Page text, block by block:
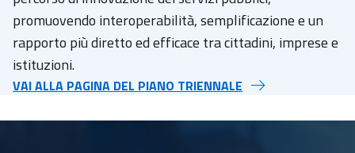
promuovendo interoperabilità, semplificazione e un
rapporto più diretto ed efficace tra cittadini, imprese e
istituzioni.
VAI ALLA PAGINA DEL PIANO TRIENNALE